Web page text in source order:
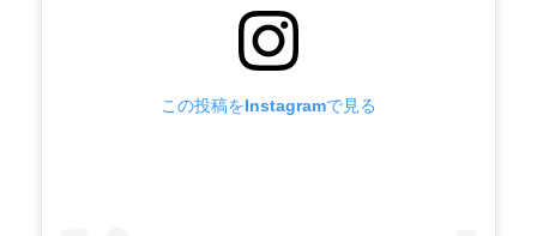
この投稿をInstagramで見る